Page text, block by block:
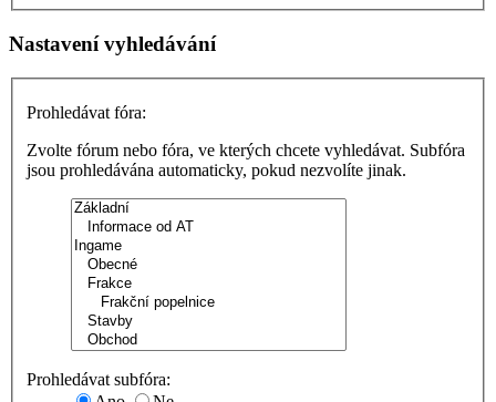
Nastavení vyhledávání
Prohledávat fóra:
Zvolte fórum nebo fóra, ve kterých chcete vyhledávat. Subfóra
jsou prohledávána automaticky, pokud nezvolíte jinak.
Prohledávat subfóra: